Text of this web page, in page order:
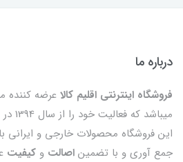
درباره ما
فروشگاه اینترنتی اقلیم کالا عرضه کننده
میباشد که فعالیت خود را از سال 1394 در
این فروشگاه محصولات خارجی و ایرانی با
جمع آوری و با تضمین اصالت و کیفیت